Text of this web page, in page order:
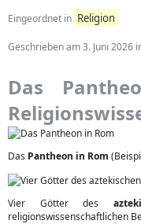
Eingeordnet in Religion
Geschrieben am3. Juni 2026
Das
Das Pantheon in Rom
Vier Götter des
religionswissenschaftlichen